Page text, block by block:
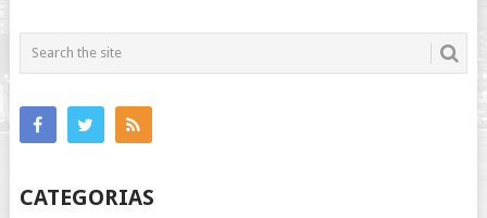
CATEGORIAS